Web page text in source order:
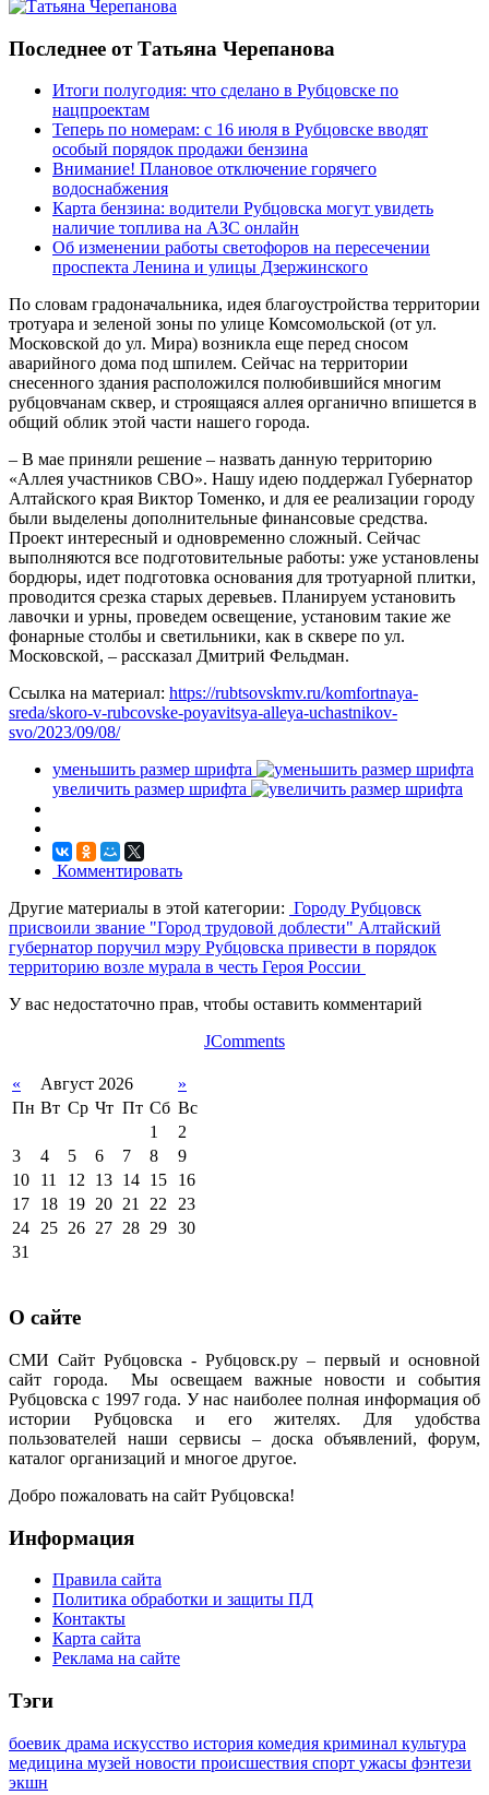
Последнее от Татьяна Черепанова
Итоги полугодия: что сделано в Рубцовске по
нацпроектам
Теперь по номерам: с 16 июля в Рубцовске вводят
особый порядок продажи бензина
Внимание! Плановое отключение горячего
водоснабжения
Карта бензина: водители Рубцовска могут увидеть
наличие топлива на АЗС онлайн
Об изменении работы светофоров на пересечении
проспекта Ленина и улицы Дзержинского
По словам градоначальника, идея благоустройства территории
тротуара и зеленой зоны по улице Комсомольской (от ул.
Московской до ул. Мира) возникла еще перед сносом
аварийного дома под шпилем. Сейчас на территории
снесенного здания расположился полюбившийся многим
рубцовчанам сквер, и строящаяся аллея органично впишется в
общий облик этой части нашего города.
– В мае приняли решение – назвать данную территорию
«Аллея участников СВО». Нашу идею поддержал Губернатор
Алтайского края Виктор Томенко, и для ее реализации городу
были выделены дополнительные финансовые средства.
Проект интересный и одновременно сложный. Сейчас
выполняются все подготовительные работы: уже установлены
бордюры, идет подготовка основания для тротуарной плитки,
проводится срезка старых деревьев. Планируем установить
лавочки и урны, проведем освещение, установим такие же
фонарные столбы и светильники, как в сквере по ул.
Московской, – рассказал Дмитрий Фельдман.
Ссылка на материал: https://rubtsovskmv.ru/komfortnaya-
sreda/skoro-v-rubcovske-poyavitsya-alleya-uchastnikov-
svo/2023/09/08/
уменьшить размер шрифта
увеличить размер шрифта
Комментировать
Другие материалы в этой категории: Городу Рубцовск
присвоили звание "Город трудовой доблести" Алтайский
губернатор поручил мэру Рубцовска привести в порядок
территорию возле мурала в честь Героя России
У вас недостаточно прав, чтобы оставить комментарий
JComments
« Август 2026
»
Пн Вт Ср Чт Пт Сб Вс
1
2
3
4 5 6 7 8
9
10
11 12 13 14 15
16
17
18 19 20 21 22
23
24
25 26 27 28 29 30
31
О сайте
СМИ Сайт Рубцовска - Рубцовск.ру – первый и основной
сайт города. Мы освещаем важные новости и события
Рубцовска с 1997 года. У нас наиболее полная информация об
истории Рубцовска и его жителях. Для удобства
пользователей наши сервисы – доска объявлений, форум,
каталог организаций и многое другое.
Добро пожаловать на сайт Рубцовска!
Информация
Правила сайта
Политика обработки и защиты ПД
Контакты
Карта сайта
Реклама на сайте
Тэги
боевик драма искусство история комедия криминал культура
медицина музей новости происшествия спорт ужасы фэнтези
экшн